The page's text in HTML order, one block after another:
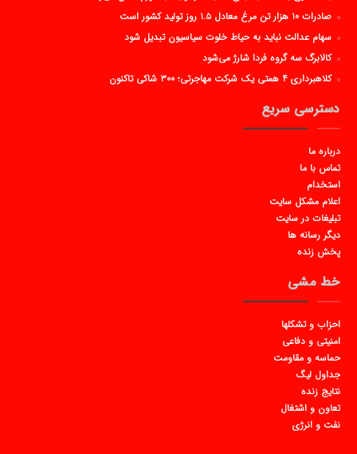
صادرات ۱۰ هزار تن مرغ معادل ۱.۵ روز تولید کشور است
سهام عدالت نباید به حیاط خلوت سیاسیون تبدیل شود
کالابرگ سه گروه فردا شارژ می‌شود
کلاهبرداری ۴ همتی یک شرکت مهاجرتی؛ ۳۰۰ شاکی تاکنون
دسترسی سریع
درباره ما
تماس با ما
استخدام
اعلام مشکل سایت
تبلیغات در سایت
دیگر رسانه ها
پخش زنده
خط مشی
احزاب و تشکلها
امنیتی و دفاعی
حماسه و مقاومت
جداول لیگ
نتایج زنده
تعاون و اشتغال
نفت و انرژی